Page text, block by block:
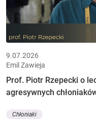
9.07.2026
Emil Zawieja
Prof. Piotr Rzepecki o
agresywnych
Chłoniaki